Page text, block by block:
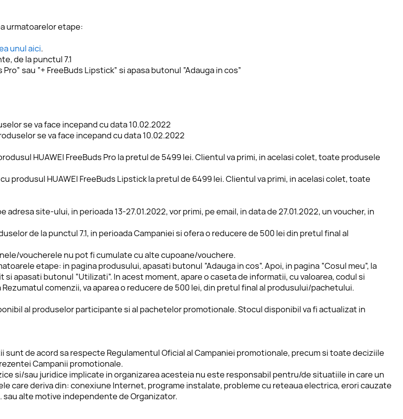
urmatoarelor etape:
unul aici.
de la punctul 7.1
Pro” sau “+ FreeBuds Lipstick” si apasa butonul “Adauga in cos”
se va face incepand cu data 10.02.2022
produselor se va face incepand cu data 10.02.2022
cu produsul HUAWEI FreeBuds Pro la pretul de 5499 lei. Clientul va primi, in acelasi colet, toate produsele
cu produsul HUAWEI FreeBuds Lipstick la pretul de 6499 lei. Clientul va primi, in acelasi colet, toate
pe adresa site-ului, in perioada 13-27.01.2022, vor primi, pe email, in data de 27.01.2022, un voucher, in
de la punctul 7.1, in perioada Campaniei si ofera o reducere de 500 lei din pretul final al
voucherele nu pot fi cumulate cu alte cupoane/vouchere.
etape: in pagina produsului, apasati butonul “Adauga in cos”. Apoi, in pagina “Cosul meu”, la
apasati butonul “Utilizati”. In acest moment, apare o caseta de informatii, cu valoarea, codul si
comenzii, va aparea o reducere de 500 lei, din pretul final al produsului/pachetului.
al produselor participante si al pachetelor promotionale. Stocul disponibil va fi actualizat in
sunt de acord sa respecte Regulamentul Oficial al Campaniei promotionale, precum si toate deciziile
Campanii promotionale.
si/sau juridice implicate in organizarea acesteia nu este responsabil pentru/de situatiile in care un
care deriva din: conexiune Internet, programe instalate, probleme cu reteaua electrica, erori cauzate
alte motive independente de Organizator.